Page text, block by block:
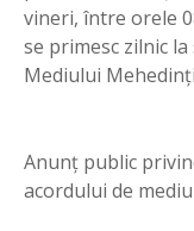
vineri, între orele
se primesc zilnic
Mediului
Anunţ public
acordului de mediu